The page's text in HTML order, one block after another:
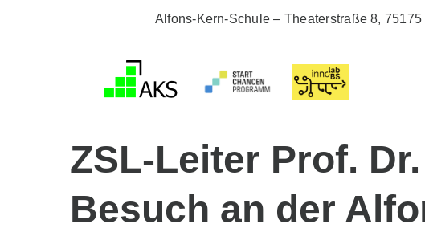
Alfons-Kern-Schule – Theaterstraße 8,
ZSL-Leiter Prof.
Besuch an der